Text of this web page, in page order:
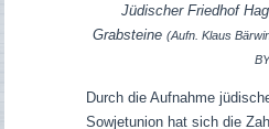
Jüdischer Friedhof
Grabsteine(Aufn. Klaus
Durch die Aufnahme
Sowjetunion hat sich die